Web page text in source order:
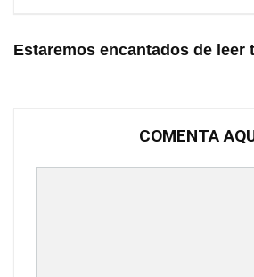
Estaremos encantados de leer
COMENTA